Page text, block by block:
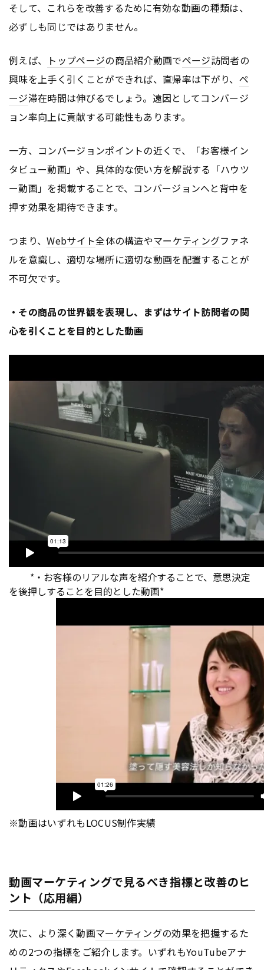
そして、これらを改善するために有効な動画の種類は、
必ずしも同じではありません。
例えば、 トップページの商品紹介動画でページ訪問者の
興味を上手く引くことができれば、直帰率は下がり、 ペ
ージ滞在時間は伸びるでしょう。遠因としてコンバージ
ョン率向上に貢献する可能性もあります。
一方、コンバージョンポイントの近くで、「お客様イン
タビュー動画」や、具体的な使い方を解説する「ハウツ
ー動画」を掲載することで、コンバージョンへと背中を
押す効果を期待できます。
つまり、Webサイト全体の構造やマーケティングファネ
ルを意識し、適切な場所に適切な動画を配置することが
不可欠です。
・その商品の世界観を表現し、まずはサイト訪問者の関
心を引くことを目的とした動画
*・お客様のリアルな声を紹介することで、意思決定
を後押しすることを目的とした動画*
※動画はいずれもLOCUS制作実績
動画マーケティングで見るべき指標と改善のヒ
ント（応用編）
次に、より深く動画マーケティングの効果を把握するた
めの2つの指標をご紹介します。いずれもYouTubeアナ